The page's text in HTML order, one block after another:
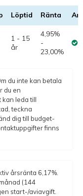
Löptid Ränta
1 - 15
år
4,95%
-
23,00%
du inte kan betala
du en
leda till
teckna
dig till budget-
finns
årsränta 6,17%.
(144
start-/aviavgift.